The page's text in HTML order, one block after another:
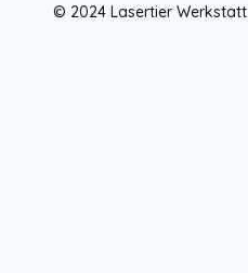
© 2024 Lasertier Werkstatt